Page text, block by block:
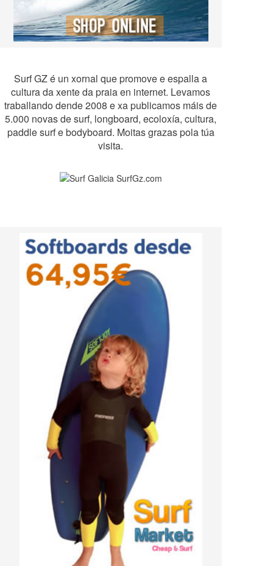
Surf GZ é un xornal que promove e espalla a
cultura da xente da praia en internet. Levamos
traballando dende 2008 e xa publicamos máis de
5.000 novas de surf, longboard, ecoloxía, cultura,
paddle surf e bodyboard. Moitas grazas pola túa
visita.